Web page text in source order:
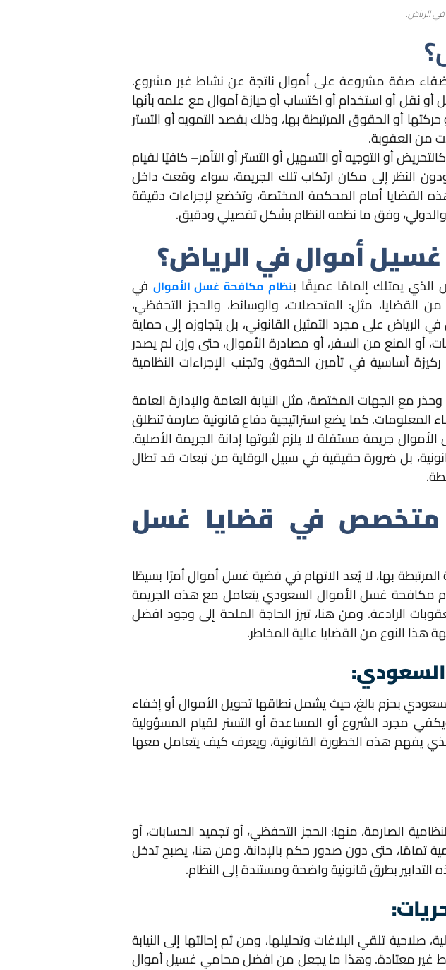
الرياض.
صفة مشروعة على أموال ناتجة عن نشاط غير مشروع.
نقل أو استخدام أو اكتساب أو حيازة أموال مع علمه بأنها
أو الحقوق المرتبطة بها، وذلك بقصد التمويه أو التستر
من العقوبة.
أو التوجيه أو التسهيل أو التستر أو التآمر– كافيًا لقيام
النظر إلى مكان ارتكاب تلك الجريمة، سواء وقعت داخل
القضايا أمام المحكمة المختصة، وتخضع لإجراءات دقيقة
والدولي، وفق ما نظمه النظام بشكل تفصيلي ودقيق.
أموال في الرياض؟
يمتلك إلمامًا عميقًا بنظام مكافحة غسل الأموال في
القضايا، مثل: المتحصلات، والوسائط، والحجز التحفظي،
على مجرد التمثيل القانوني، بل يتجاوزه إلى حماية
أو المنع من السفر، أو مصادرة الأموال، حتى وإن لم يصدر
أساسية في تأمين الحقوق وتجنب الإجراءات النظامية
الجهات المختصة، مثل النيابة العامة والإدارة العامة
المعلومات. كما يضع استراتيجية دفاع قانونية صارمة تنطلق
جريمة مستقلة لا يلزم لثبوتها إدانة الجريمة الأصلية.
بل ضرورة حقيقية في سبيل الوقاية من تبعات قد تطال
متخصص في قضايا غسل
المرتبطة بها، لا يُعد الاتهام في قضية غسل أموال أمرًا بسيطًا
مكافحة غسل الأموال السعودي يتعامل مع هذه الجريمة
الرادعة. ومن هنا، تبرز الحاجة الملحة إلى وجود افضل
النوع من القضايا عالية المخاطر.
السعودي:
بحزم بالغ، حيث يشمل نطاقها تحويل الأموال أو إخفاء
مجرد الشروع أو المساعدة أو التستر لقيام المسؤولية
يفهم هذه الخطورة القانونية، ويعرف كيف يتعامل معها
الصارمة، منها: الحجز التحفظي، أو تجميد الحسابات، أو
تمامًا، حتى دون صدور حكم بالإدانة. ومن هنا، يصبح تدخل
بطرق قانونية واضحة ومستندة إلى النظام.
صلاحية تلقي البلاغات وتحليلها، ومن ثم إحالتها إلى النيابة
غير معتادة. وهذا ما يجعل من افضل محامي غسيل أموال